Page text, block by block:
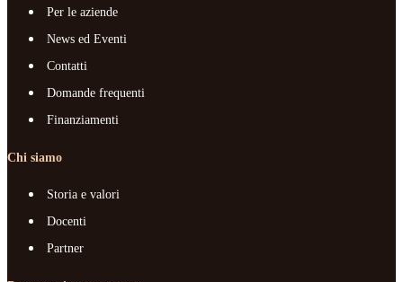
Per le aziende
News ed Eventi
Contatti
Domande frequenti
Finanziamenti
Chi siamo
Storia e valori
Docenti
Partner